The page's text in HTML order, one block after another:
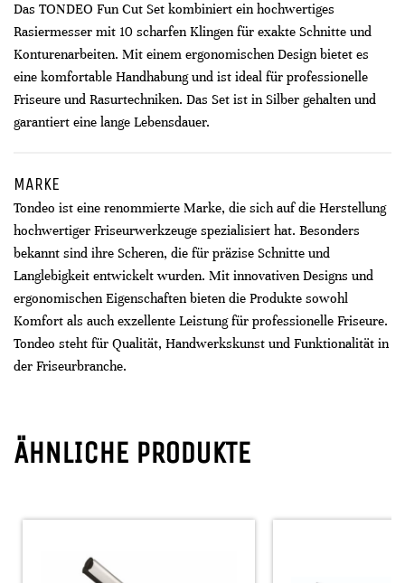
Das TONDEO Fun Cut Set kombiniert ein hochwertiges
Rasiermesser mit 10 scharfen Klingen für exakte Schnitte und
Konturenarbeiten. Mit einem ergonomischen Design bietet es
eine komfortable Handhabung und ist ideal für professionelle
Friseure und Rasurtechniken. Das Set ist in Silber gehalten und
garantiert eine lange Lebensdauer.
MARKE
Tondeo ist eine renommierte Marke, die sich auf die Herstellung
hochwertiger Friseurwerkzeuge spezialisiert hat. Besonders
bekannt sind ihre Scheren, die für präzise Schnitte und
Langlebigkeit entwickelt wurden. Mit innovativen Designs und
ergonomischen Eigenschaften bieten die Produkte sowohl
Komfort als auch exzellente Leistung für professionelle Friseure.
Tondeo steht für Qualität, Handwerkskunst und Funktionalität in
der Friseurbranche.
ÄHNLICHE PRODUKTE